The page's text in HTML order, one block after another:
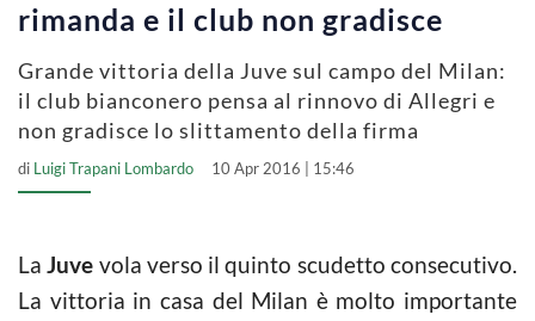
rimanda e il club non gradisce
Grande vittoria della Juve sul campo del Milan:
il club bianconero pensa al rinnovo di Allegri e
non gradisce lo slittamento della firma
di Luigi Trapani Lombardo 10 Apr 2016 | 15:46
LaJuve vola verso il quinto scudetto consecutivo.
La vittoria in casa del Milan è molto importante